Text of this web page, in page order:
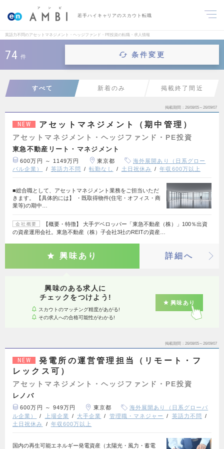
若手ハイキャリアのスカウト転職
英語力不問のアセットマネジメント・ヘッジファンド・PE投資の転職・求人情報
74 件 条件変更
すべて 新着のみ 掲載終了間近
掲載期間 26/08/05～26/09/07
NEW アセットマネジメント（期中管理）
アセットマネジメント・ヘッジファンド・PE投資
東急不動産リート・マネジメント
600万円 ～ 1149万円 東京都
海外展開あり（日系グロー
バル企業）
英語力不問 転勤なし 土日祝休み 年収600万以上
■総合職として、アセットマネジメント業務をご担当いただ
きます。 【具体的には】 ・既取得物件(住宅・オフィス・商
業等)の期中…
会社概要
【概要・特徴】 大手デベロッパー「東急不動産（株）」100％出資
の資産運用会社。東急不動産（株）子会社3社のREITの資産…
興味あり 詳細へ
興味のある求人に
チェックをつけよう!
スカウトのマッチング精度があがる!
その求人への合格可能性がわかる!
興味あり
掲載期間 26/08/05～26/09/07
NEW
発電所の運営管理担当（リモート・フ
レックス可）
アセットマネジメント・ヘッジファンド・PE投資
レノバ
600万円 ～ 949万円 東京都
海外展開あり（日系グローバ
ル企業）
上場企業 大手企業 管理職・マネジャー
英語力不問
土日祝休み
年収600万以上
国内の再生可能エネルギー発電資産（太陽光・風力・蓄電